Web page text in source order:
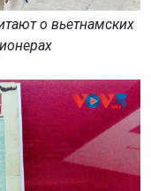
о вьетнамских